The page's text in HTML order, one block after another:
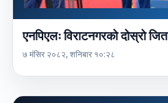
एनपिएलः विराटनगरको दोस्रो जित
७ मंसिर २०८२, शनिबार १०:२८